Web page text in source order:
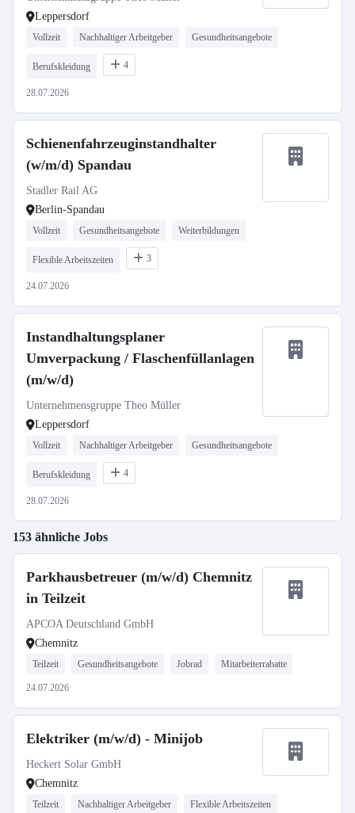
Leppersdorf
Vollzeit Nachhaltiger Arbeitgeber Gesundheitsangebote
Berufskleidung 4
28.07.2026
Schienenfahrzeuginstandhalter
(w/m/d) Spandau
Stadler Rail AG
Berlin-Spandau
Vollzeit Gesundheitsangebote Weiterbildungen
Flexible Arbeitszeiten 3
24.07.2026
Instandhaltungsplaner
Umverpackung / Flaschenfüllanlagen
(m/w/d)
Unternehmensgruppe Theo Müller
Leppersdorf
Vollzeit Nachhaltiger Arbeitgeber Gesundheitsangebote
Berufskleidung 4
28.07.2026
153 ähnliche Jobs
Parkhausbetreuer (m/w/d) Chemnitz
in Teilzeit
APCOA Deutschland GmbH
Chemnitz
Teilzeit Gesundheitsangebote Jobrad Mitarbeiterrabatte
24.07.2026
Elektriker (m/w/d) - Minijob
Heckert Solar GmbH
Chemnitz
Teilzeit Nachhaltiger Arbeitgeber Flexible Arbeitszeiten